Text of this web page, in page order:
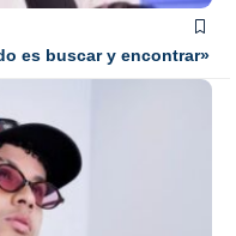
es buscar y encontrar»